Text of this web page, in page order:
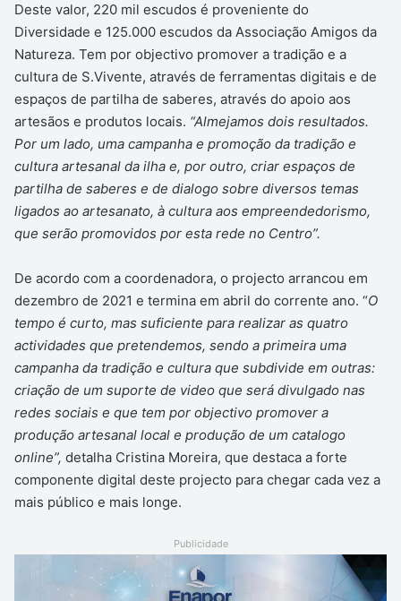
Deste valor, 220 mil escudos é proveniente do
Diversidade e 125.000 escudos da Associação Amigos da
Natureza. Tem por objectivo promover a tradição e a
cultura de S.Vivente, através de ferramentas digitais e de
espaços de partilha de saberes, através do apoio aos
artesãos e produtos locais. “Almejamos dois resultados.
Por um lado, uma campanha e promoção da tradição e
cultura artesanal da ilha e, por outro, criar espaços de
partilha de saberes e de dialogo sobre diversos temas
ligados ao artesanato, à cultura aos empreendedorismo,
que serão promovidos por esta rede no Centro”.
De acordo com a coordenadora, o projecto arrancou em
dezembro de 2021 e termina em abril do corrente ano. “O
tempo é curto, mas suficiente para realizar as quatro
actividades que pretendemos, sendo a primeira uma
campanha da tradição e cultura que subdivide em outras:
criação de um suporte de video que será divulgado nas
redes sociais e que tem por objectivo promover a
produção artesanal local e produção de um catalogo
online”, detalha Cristina Moreira, que destaca a forte
componente digital deste projecto para chegar cada vez a
mais público e mais longe.
Publicidade